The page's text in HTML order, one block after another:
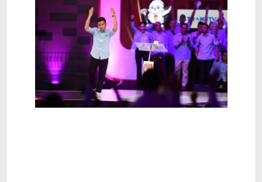
Dibanding
Capres
dan
Cawapres
Lain
Berita